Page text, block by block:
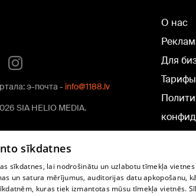
э-почта - info@1188.lv
SIA HELIO MEDIA.
О нас
Для
Тарифы
cookie
sīkdatnes
sīkdatnes, lai nodrošinātu un uzlabotu tīmekļa
un satura mērījumus, auditorijas datu apkopošanu,
kuras tiek izmantotas mūsu tīmekļa vietnēs.